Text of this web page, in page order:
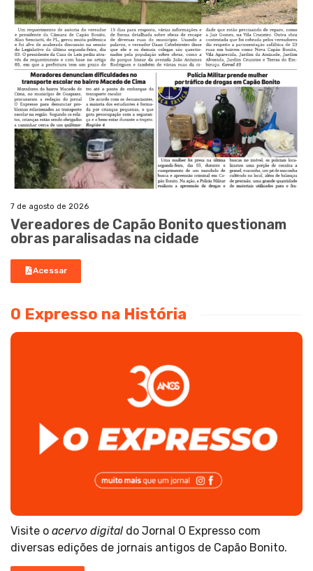
7 de agosto de 2026
Vereadores de Capão Bonito questionam
obras paralisadas na cidade
Acessar
O Expresso na História
Visite o acervo digital do Jornal O Expresso com
diversas edições de jornais antigos de Capão Bonito.